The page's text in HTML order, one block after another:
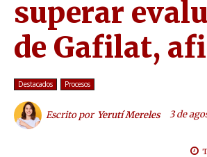
superar
de Gafilat,
Destacados Procesos
Escrito por Yerutí Mereles 3 de